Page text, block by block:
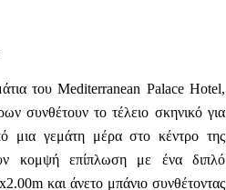
του Mediterranean Palace Hotel,
συνθέτουν το τέλειο σκηνικό για
μια γεμάτη μέρα στο κέντρο της
κομψή επίπλωση με ένα διπλό
και άνετο μπάνιο συνθέτοντας